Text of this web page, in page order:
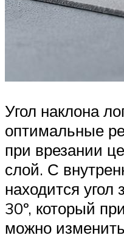
Угол наклона
оптимальные
при врезании
слой. С
находится угол
30º, который
можно изменить